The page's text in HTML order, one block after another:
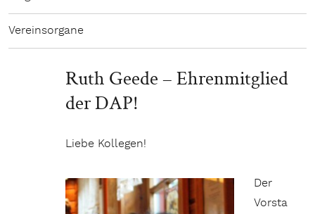
Vereinsorgane
Ruth Geede – Ehrenmitglied
der DAP!
Liebe Kollegen!
Der
Vorsta